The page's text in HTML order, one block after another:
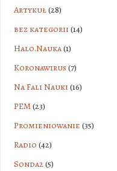
Artykuł(28)
bez kategorii (14)
Halo.Nauka(1)
Koronawirus (7)
Na Fali Nauki (16)
PEM(23)
Promieniowanie (35)
Radio (42)
Sonda2(5)